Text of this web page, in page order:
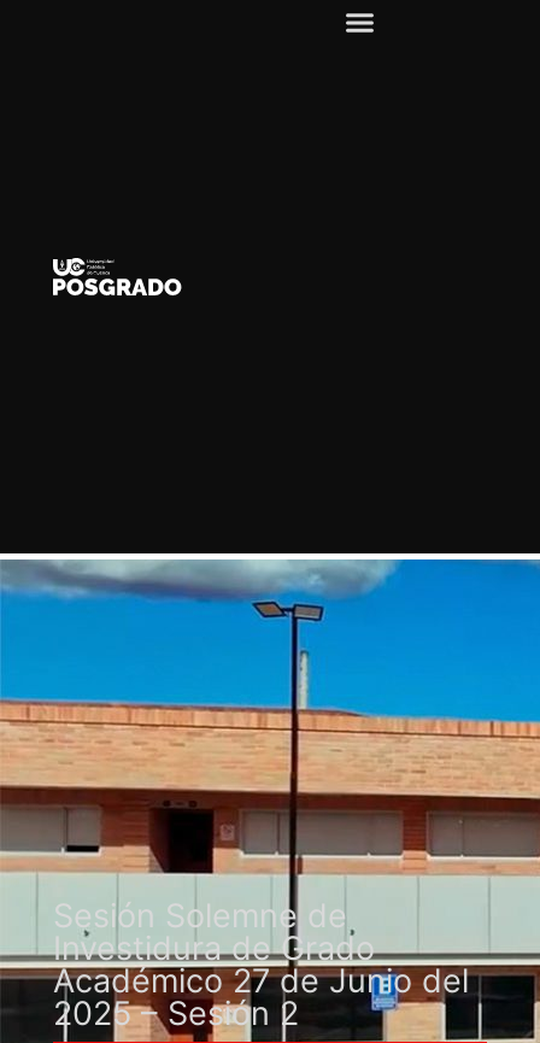
Sesión Solemne de
Investidura de Grado
Académico 27 de Junio del
2025 – Sesión 2